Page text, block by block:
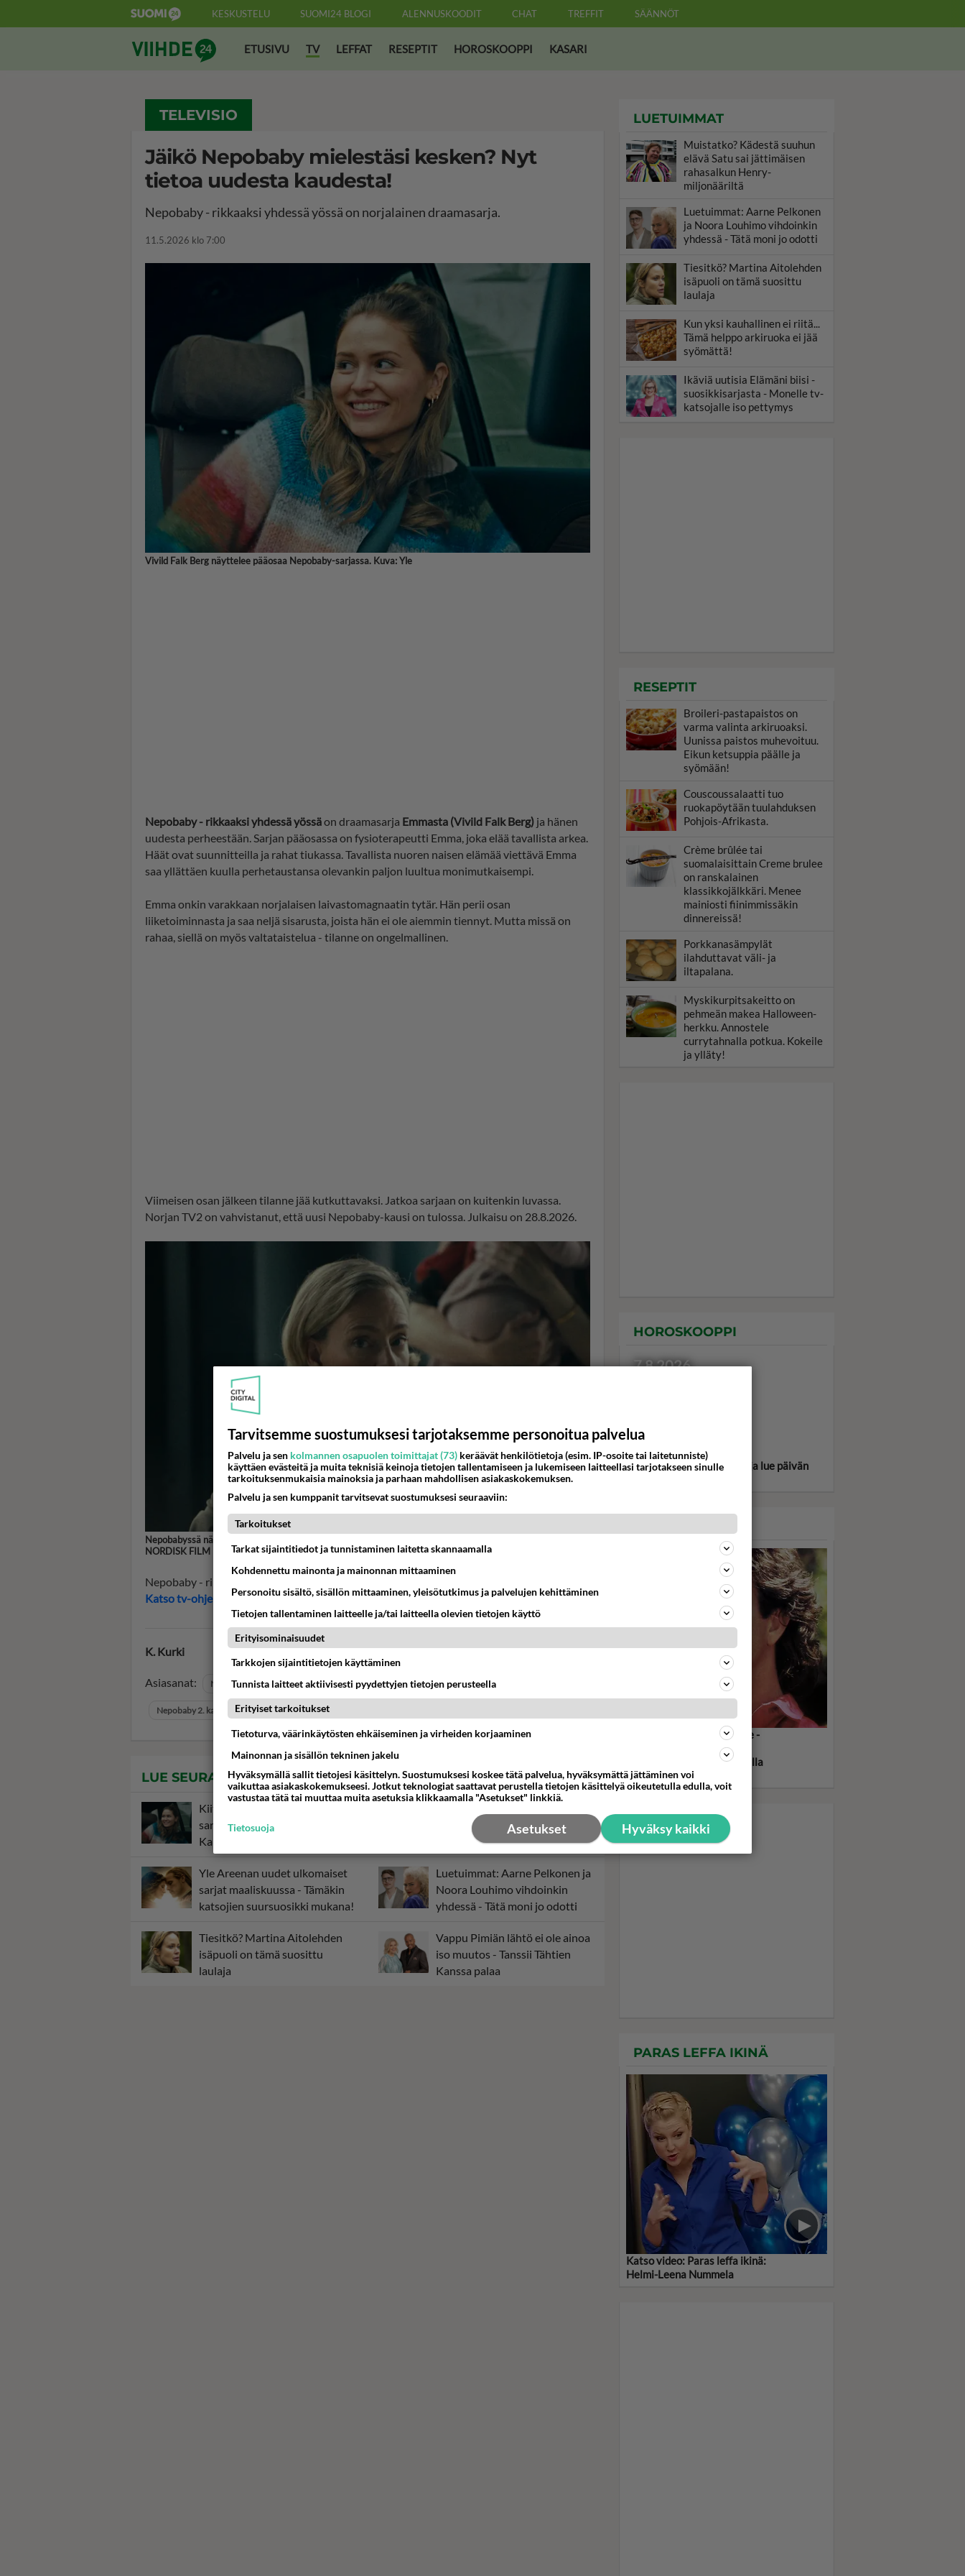
KESKUSTELU SUOMI24 BLOGI ALENNUSKOODIT CHAT TREFFIT SÄÄNNÖT
Suomi24 ViihdeETUSIVU TV LEFFAT RESEPTIT HOROSKOOPPI KASARI
TELEVISIO
Jäikö Nepobaby mielestäsi kesken? Nyt
tietoa uudesta kaudesta!
Nepobaby - rikkaaksi yhdessä yössä on norjalainen draamasarja.
11.5.2026 klo 7:00
Vivild Falk Berg näyttelee pääosaa Nepobaby-sarjassa. Kuva: Yle
Nepobaby - rikkaaksi yhdessä yössäon draamasarja Emmasta (Vivild Falk Berg) ja hänen
uudesta perheestään. Sarjan pääosassa on fysioterapeutti Emma, joka elää tavallista arkea.
Häät ovat suunnitteilla ja rahat tiukassa. Tavallista nuoren naisen elämää viettävä Emma
saa yllättäen kuulla perhetaustansa olevankin paljon luultua monimutkaisempi.
Emma onkin varakkaan norjalaisen laivastomagnaatin tytär. Hän perii osan
liiketoiminnasta ja saa neljä sisarusta, joista hän ei ole aiemmin tiennyt. Mutta missä on
rahaa, siellä on myös valtataistelua - tilanne on ongelmallinen.
Viimeisen osan jälkeen tilanne jää kutkuttavaksi. Jatkoa sarjaan on kuitenkin luvassa.
Norjan TV2 on vahvistanut, että uusi Nepobaby-kausi on tulossa. Julkaisu on 28.8.2026.
Nepobabyssä näyttelevä Henriette Steenstrup on luonut sarjan yhdessä Siri Seljesethin kanssa. Kuva:
NORDISK FILM DISTRIBUTION A/S
Nepobaby - rikkaaksi yhdessä yössä 1. kausi Yle Areena
Katso tv-ohjelma-ajat Telsu.fi
K. Kurki
Asiasanat: Nepobaby Nepobaby - rikkaaksi yhdessä yössä Nepobaby Emma
Nepobaby 2. kausi Nepobaby uusi kausi
LUE SEURAAVAKSI
Kiitetty norjalainen Nepobaby
sarja starttaa alusta tv:ssä -
Kannattaa katsoa!
Sarjan uudesta kaudesta
tiedetään jo tämä!
Yle Areenan uudet ulkomaiset
sarjat maaliskuussa - Tämäkin
katsojien suursuosikki mukana!
Luetuimmat: Aarne Pelkonen ja
Noora Louhimo vihdoinkin
yhdessä - Tätä moni jo odotti
Tiesitkö? Martina Aitolehden
isäpuoli on tämä suosittu
laulaja
Vappu Pimiän lähtö ei ole ainoa
iso muutos - Tanssii Tähtien
Kanssa palaa
LUETUIMMAT
Muistatko? Kädestä suuhun
elävä Satu sai jättimäisen
rahasalkun Henry-
miljonääriltä
Luetuimmat: Aarne Pelkonen
ja Noora Louhimo vihdoinkin
yhdessä - Tätä moni jo odotti
Tiesitkö? Martina Aitolehden
isäpuoli on tämä suosittu
laulaja
Kun yksi kauhallinen ei riitä...
Tämä helppo arkiruoka ei jää
syömättä!
Ikäviä uutisia Elämäni biisi -
suosikkisarjasta - Monelle tv-
katsojalle iso pettymys
RESEPTIT
Broileri-pastapaistos on
varma valinta arkiruoaksi.
Uunissa paistos muhevoituu.
Eikun ketsuppia päälle ja
syömään!
Couscoussalaatti tuo
ruokapöytään tuulahduksen
Pohjois-Afrikasta.
Crème brûlée tai
suomalaisittain Creme brulee
on ranskalainen
klassikkojälkkäri. Menee
mainiosti fiinimmissäkin
dinnereissä!
Porkkanasämpylät
ilahduttavat väli- ja
iltapalana.
Myskikurpitsakeitto on
pehmeän makea Halloween-
herkku. Annostele
currytahnalla potkua. Kokeile
ja ylläty!
HOROSKOOPPI
7.8.2026
Valitse oma tähtimerkkisi ja lue päivän
Mel Gibson on Tappava ase -
leffassa surun ja itsetuhon
riivaama, hulluuden partaalla
riehuva poliisi
PARAS LEFFA IKINÄ
Katso video: Paras leffa ikinä:
Helmi-Leena Nummela
Tarvitsemme suostumuksesi tarjotaksemme personoitua palvelua
Palvelu ja sen kolmannen osapuolen toimittajat (73) keräävät henkilötietoja (esim. IP-osoite tai laitetunniste)
käyttäen evästeitä ja muita teknisiä keinoja tietojen tallentamiseen ja lukemiseen laitteellasi tarjotakseen sinulle
tarkoituksenmukaisia mainoksia ja parhaan mahdollisen asiakaskokemuksen.
Palvelu ja sen kumppanit tarvitsevat suostumuksesi seuraaviin:
Tarkoitukset
Tarkat sijaintitiedot ja tunnistaminen laitetta skannaamalla
Kohdennettu mainonta ja mainonnan mittaaminen
Personoitu sisältö, sisällön mittaaminen, yleisötutkimus ja palvelujen kehittäminen
Tietojen tallentaminen laitteelle ja/tai laitteella olevien tietojen käyttö
Erityisominaisuudet
Tarkkojen sijaintitietojen käyttäminen
Tunnista laitteet aktiivisesti pyydettyjen tietojen perusteella
Erityiset tarkoitukset
Tietoturva, väärinkäytösten ehkäiseminen ja virheiden korjaaminen
Mainonnan ja sisällön tekninen jakelu
Hyväksymällä sallit tietojesi käsittelyn. Suostumuksesi koskee tätä palvelua, hyväksymättä jättäminen voi
vaikuttaa asiakaskokemukseesi. Jotkut teknologiat saattavat perustella tietojen käsittelyä oikeutetulla edulla, voit
vastustaa tätä tai muuttaa muita asetuksia klikkaamalla "Asetukset" linkkiä.
Hyväksy kaikki
Asetukset
Tietosuoja